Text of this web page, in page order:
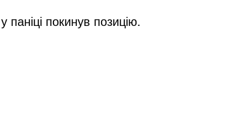
паніці покинув позицію.